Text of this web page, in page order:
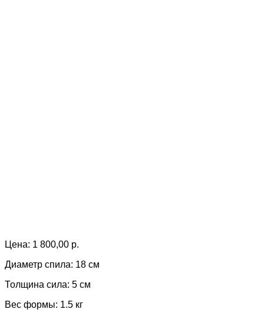
Цена: 1 800,00 р.
Диаметр спила: 18 см
Толщина сила: 5 см
Вес формы: 1.5 кг